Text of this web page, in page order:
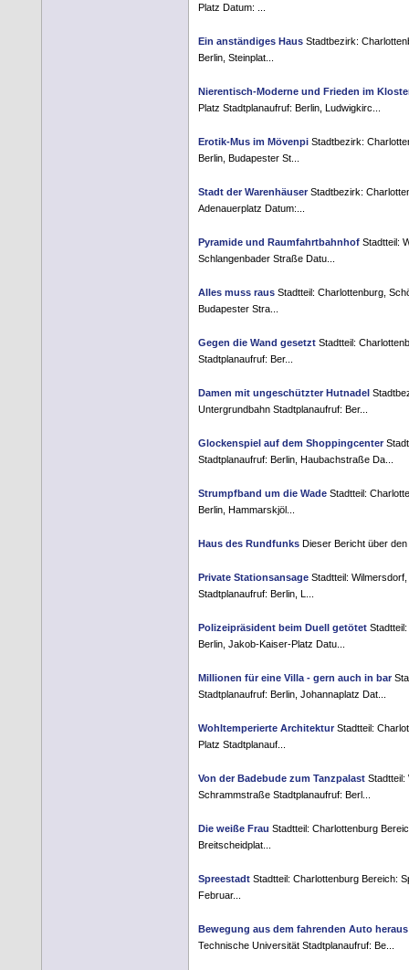
Platz Datum: ...
Ein anständiges Haus Stadtbezirk:
Berlin, Steinplat...
Nierentisch-Moderne und Frieden im
Platz Stadtplanaufruf: Berlin, Ludwigkirc...
Erotik-Mus im Mövenpi Stadtbezirk:
Berlin, Budapester St...
Stadt der Warenhäuser Stadtbezirk:
Adenauerplatz Datum:...
Pyramide und Raumfahrtbahnhof Stadtteil:
Schlangenbader Straße Datu...
Alles muss raus Stadtteil: Charlottenburg,
Budapester Stra...
Gegen die Wand gesetzt Stadtteil:
Stadtplanaufruf: Ber...
Damen mit ungeschützter Hutnadel
Untergrundbahn Stadtplanaufruf: Ber...
Glockenspiel auf dem Shoppingcenter
Stadtplanaufruf: Berlin, Haubachstraße Da...
Strumpfband um die Wade Stadtteil:
Berlin, Hammarskjöl...
Haus des Rundfunks Dieser Bericht über
Private Stationsansage Stadtteil:
Stadtplanaufruf: Berlin, L...
Polizeipräsident beim Duell getötet
Berlin, Jakob-Kaiser-Platz Datu...
Millionen für eine Villa - gern auch in bar
Stadtplanaufruf: Berlin, Johannaplatz Dat...
Wohltemperierte Architektur Stadtteil:
Platz Stadtplanauf...
Von der Badebude zum Tanzpalast Stadtteil:
Schrammstraße Stadtplanaufruf: Berl...
Die weiße Frau Stadtteil: Charlottenburg
Breitscheidplat...
Spreestadt Stadtteil: Charlottenburg Bereich:
Februar...
Bewegung aus dem fahrenden Auto heraus
Technische Universität Stadtplanaufruf: Be...